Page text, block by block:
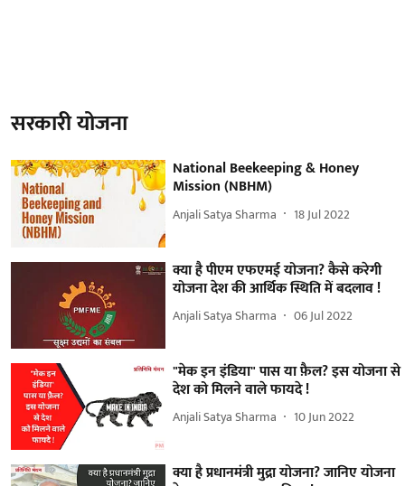
सरकारी योजना
National Beekeeping & Honey
Mission (NBHM)
Anjali Satya Sharma 18 Jul 2022
क्या है पीएम एफएमई योजना? कैसे करेगी
योजना देश की आर्थिक स्थिति में बदलाव !
Anjali Satya Sharma 06 Jul 2022
"मेक इन इंडिया" पास या फ़ैल? इस योजना से
देश को मिलने वाले फायदे !
Anjali Satya Sharma 10 Jun 2022
क्या है प्रधानमंत्री मुद्रा योजना? जानिए योजना